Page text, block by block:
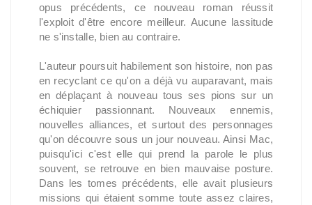
opus précédents, ce nouveau roman réussit
l'exploit d'être encore meilleur. Aucune lassitude
ne s'installe, bien au contraire.
L'auteur poursuit habilement son histoire, non pas
en recyclant ce qu'on a déjà vu auparavant, mais
en déplaçant à nouveau tous ses pions sur un
échiquier passionnant. Nouveaux ennemis,
nouvelles alliances, et surtout des personnages
qu'on découvre sous un jour nouveau. Ainsi Mac,
puisqu'ici c'est elle qui prend la parole le plus
souvent, se retrouve en bien mauvaise posture.
Dans les tomes précédents, elle avait plusieurs
missions qui étaient somme toute assez claires,